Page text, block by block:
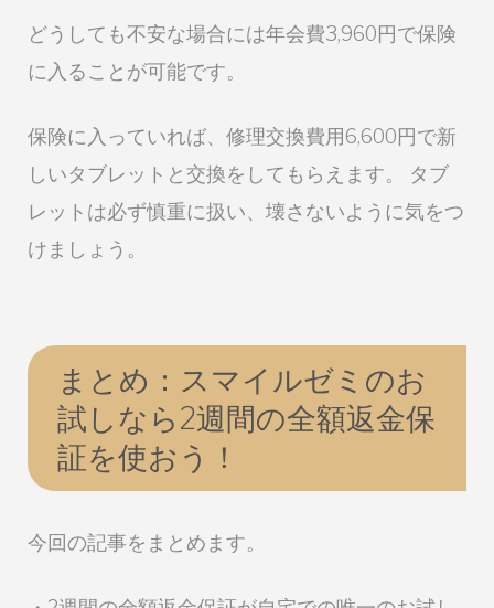
どうしても不安な場合には年会費3,960円で保険
に入ることが可能です。
保険に入っていれば、修理交換費用6,600円で新
しいタブレットと交換をしてもらえます。 タブ
レットは必ず慎重に扱い、壊さないように気をつ
けましょう。
まとめ：スマイルゼミのお
試しなら2週間の全額返金保
証を使おう！
今回の記事をまとめます。